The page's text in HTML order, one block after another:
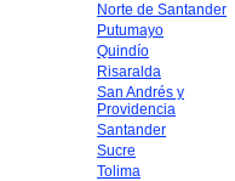
Norte de Santander
Putumayo
Quindío
Risaralda
San Andrés y
Providencia
Santander
Sucre
Tolima